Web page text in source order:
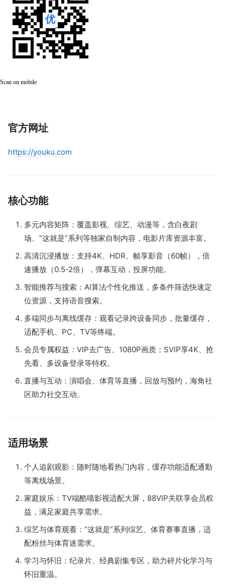
Scan on mobile
官方网址
https://youku.com
核心功能
多元内容矩阵：覆盖影视、综艺、动漫等，含白夜剧
场、“这就是”系列等独家自制内容，电影片库资源丰富。
高清沉浸播放：支持4K、HDR、帧享影音（60帧），倍
速播放（0.5-2倍），弹幕互动，投屏功能。
智能推荐与搜索：AI算法个性化推送，多条件筛选快速定
位资源，支持语音搜索。
多端同步与离线缓存：观看记录跨设备同步，批量缓存，
适配手机、PC、TV等终端。
会员专属权益：VIP去广告、1080P画质；SVIP享4K、抢
先看、多设备登录等特权。
直播与互动：演唱会、体育等直播，回放与预约，海角社
区助力社交互动。
适用场景
个人追剧观影：随时随地看热门内容，缓存功能适配通勤
等离线场景。
家庭娱乐：TV端酷喵影视适配大屏，88VIP关联享会员权
益，满足家庭共享需求。
综艺与体育观看：“这就是”系列综艺、体育赛事直播，适
配粉丝与体育迷需求。
学习与怀旧：纪录片、经典剧集专区，助力碎片化学习与
怀旧重温。